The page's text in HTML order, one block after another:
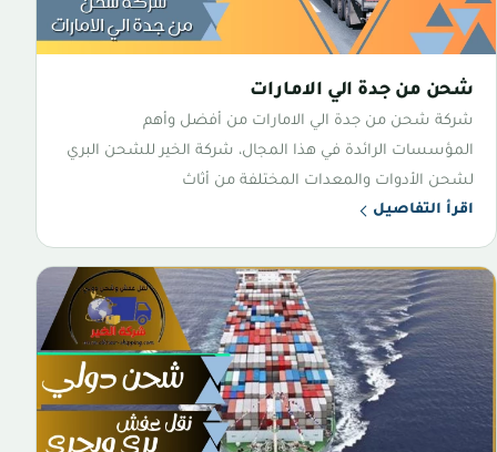
شحن من جدة الي الامارات
شركة شحن من جدة الي الامارات من أفضل وأهم
المؤسسات الرائدة في هذا المجال، شركة الخير للشحن البري
لشحن الأدوات والمعدات المختلفة من أثاث
اقرأ التفاصيل